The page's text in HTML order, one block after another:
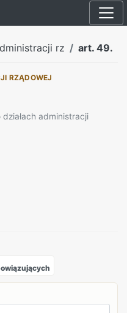
rz art. 49.
RZĄDOWEJ
administracji